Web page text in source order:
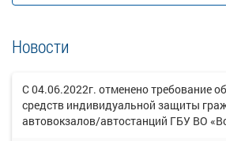
Новости
С 04.06.2022г. отменено требование
средств индивидуальной защиты
автовокзалов/автостанций ГБУ ВО